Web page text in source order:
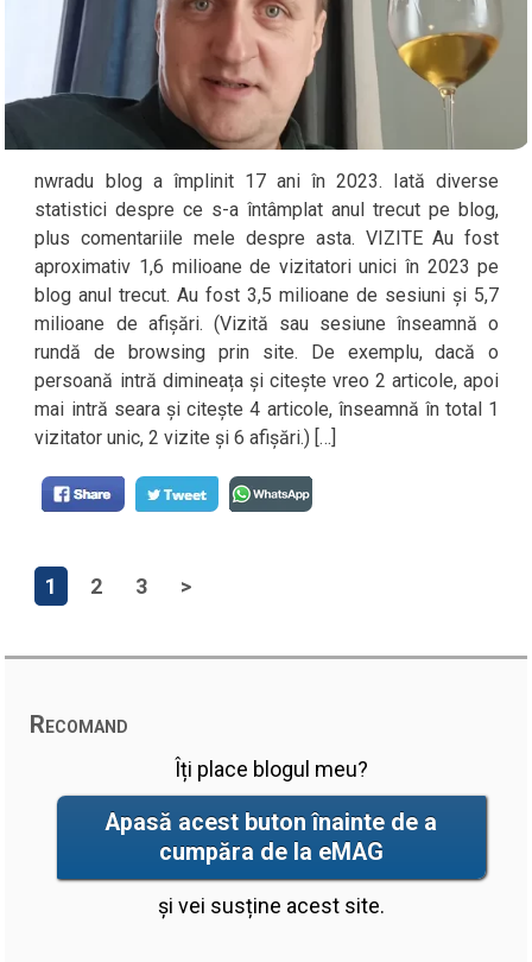
nwradu blog a împlinit 17 ani în 2023. Iată diverse
statistici despre ce s-a întâmplat anul trecut pe blog,
plus comentariile mele despre asta. VIZITE Au fost
aproximativ 1,6 milioane de vizitatori unici în 2023 pe
blog anul trecut. Au fost 3,5 milioane de sesiuni și 5,7
milioane de afișări. (Vizită sau sesiune înseamnă o
rundă de browsing prin site. De exemplu, dacă o
persoană intră dimineața și citește vreo 2 articole, apoi
mai intră seara și citește 4 articole, înseamnă în total 1
vizitator unic, 2 vizite și 6 afișări.) […]
1 2 3 >
Recomand
Îți place blogul meu?
Apasă acest buton înainte de a
cumpăra de la eMAG
și vei susține acest site.